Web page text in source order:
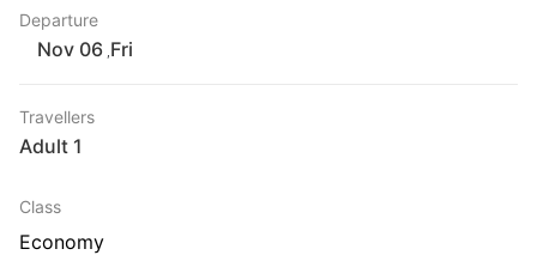
Departure
Fri
Travellers
1 Adult
Class
Economy